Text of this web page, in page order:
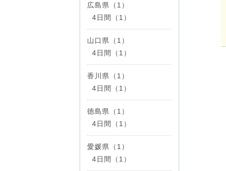
広島県（1）
4日間（1）
山口県（1）
4日間（1）
香川県（1）
4日間（1）
徳島県（1）
4日間（1）
愛媛県（1）
4日間（1）